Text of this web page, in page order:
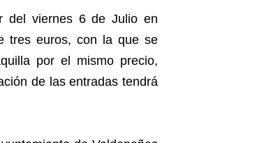
del viernes 6 de Julio en
tres euros, con la que se
por el mismo precio,
de las entradas tendrá